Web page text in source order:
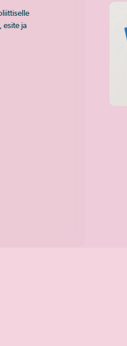
esite ja